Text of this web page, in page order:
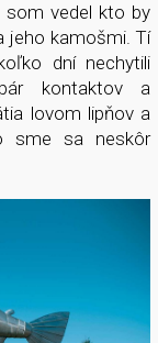
som vedel kto by
jeho kamošmi. Tí
dní nechytili
kontaktov a
lovom lipňov a
sme sa neskôr